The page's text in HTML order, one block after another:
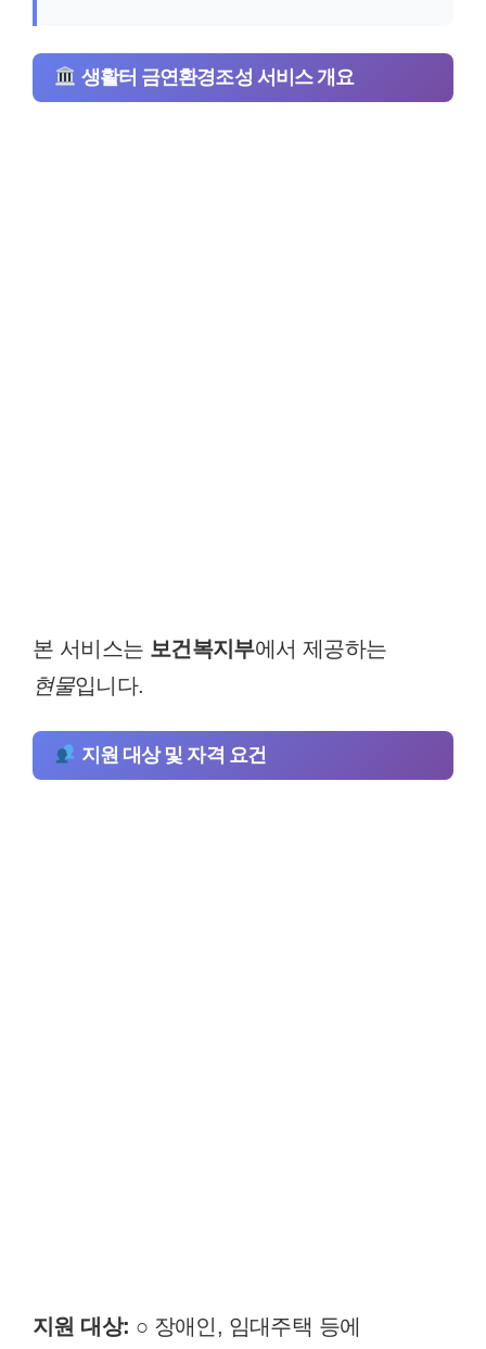
생활터 금연환경조성 서비스 개요
본 서비스는 보건복지부에서 제공하는
현물입니다.
지원 대상 및 자격 요건
지원 대상: ○ 장애인, 임대주택 등에